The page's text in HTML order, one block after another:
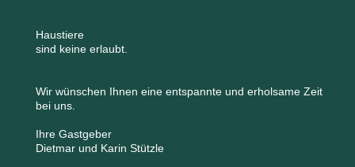
Haustiere
sind keine erlaubt.
Wir wünschen Ihnen eine entspannte und erholsame Zeit
bei uns.
Ihre Gastgeber
Dietmar und Karin Stützle